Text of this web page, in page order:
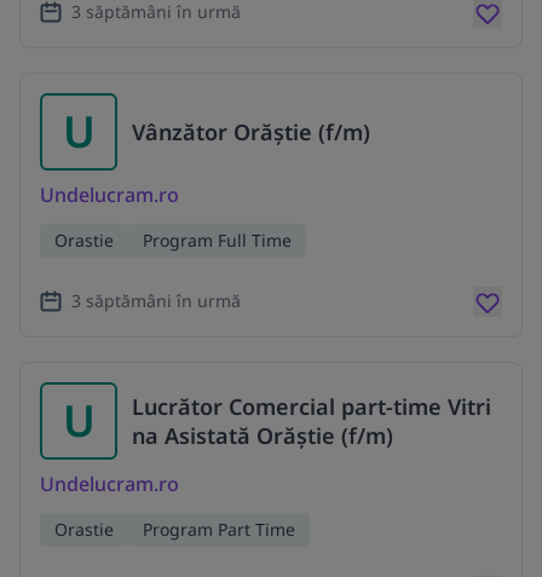
3 săptămâni în urmă
U Vânzător Orăștie (f/m)
Undelucram.ro
Orastie Program Full Time
3 săptămâni în urmă
U
Lucrător Comercial part-time Vitri
na Asistată Orăștie (f/m)
Undelucram.ro
Orastie Program Part Time